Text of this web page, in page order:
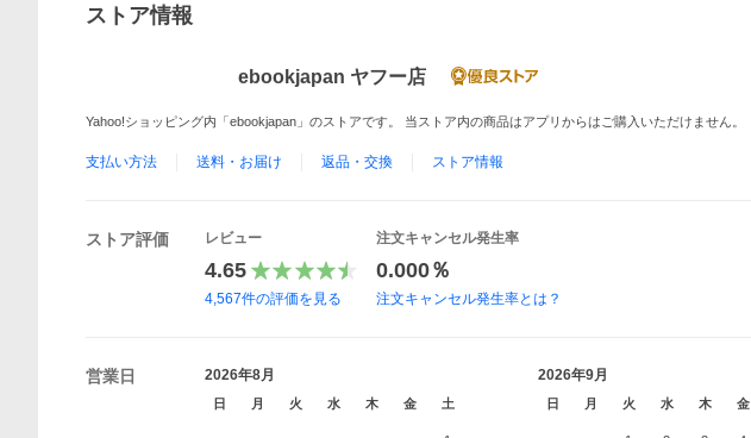
ストア情報
ebookjapan ヤフー店
Yahoo!ショッピング内「ebookjapan」のストアです。 当ストア内の商品はアプリからはご購入いただけません。
支払い方法 送料・お届け 返品・交換 ストア情報
ストア評価 レビュー
4.65
4,567件の評価を見る
注文キャンセル発生率
0.000％
注文キャンセル発生率とは？
営業日 2026年8月
日 月 火 水 木 金 土
2026年9月
日 月 火 水 木 金